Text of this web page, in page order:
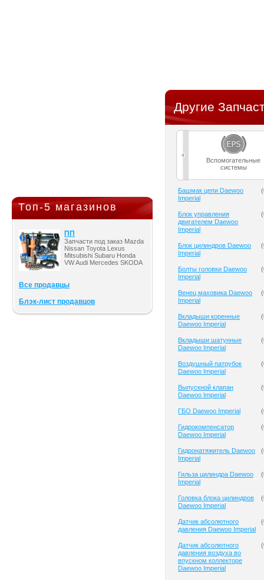
Топ-5 магазинов
ПП
Запчасти под заказ Mazda
Nissan Toyota Lexus
Mitsubishi Subaru Honda
VW Audi Mercedes SKODA
Все продавцы
Блэк-лист продавцов
Другие
Вспомогательные
системы
Башмак цепи Daewoo
Imperial
(
Блок управления
двигателем Daewoo
Imperial
(
Блок цилиндров Daewoo
Imperial
(
Болты головки Daewoo
Imperial
(
Венец маховика Daewoo
Imperial
(
Вкладыши коренные
Daewoo Imperial
(
Вкладыши шатунные
Daewoo Imperial
(
Воздушный патрубок
Daewoo Imperial
(
Выпускной клапан
Daewoo Imperial
(
ГБО Daewoo Imperial (
Гидрокомпенсатор
Daewoo Imperial
(
Гидронатяжитель Daewoo
Imperial
(
Гильза цилиндра Daewoo
Imperial
(
Головка блока цилиндров
Daewoo Imperial
(
Датчик абсолютного
давления Daewoo Imperial
(
Датчик абсолютного
давления воздуха во
впускном коллекторе
Daewoo Imperial
(